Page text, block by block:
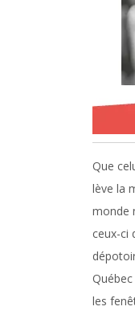
Que
lève la
monde
ceux-ci
les